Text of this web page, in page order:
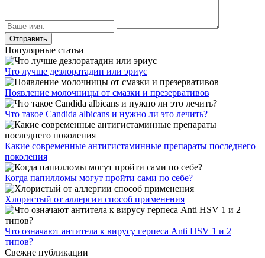
Популярные статьи
Что лучше дезлоратадин или эриус
Появление молочницы от смазки и презервативов
Что такое Candida albicans и нужно ли это лечить?
Какие современные антигистаминные препараты последнего
поколения
Когда папилломы могут пройти сами по себе?
Хлористый от аллергии способ применения
Что означают антитела к вирусу герпеса Anti HSV 1 и 2
типов?
Свежие публикации